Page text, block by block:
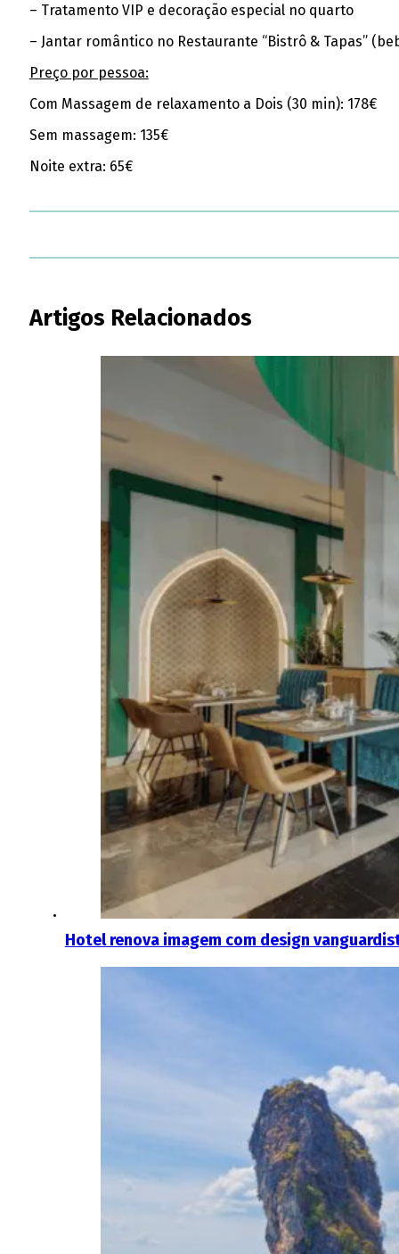
– Tratamento VIP e decoração especial no quarto
– Jantar romântico no Restaurante “Bistrô & Tapas”
Preço por pessoa:
Com Massagem de relaxamento a Dois (30 min): 178€
Sem massagem: 135€
Noite extra: 65€
Artigos Relacionados
Hotel renova imagem com design